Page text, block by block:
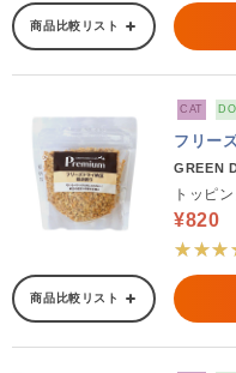
商品比較リスト
CAT
フリー
GREEN
トッピ
¥820
商品比較リスト